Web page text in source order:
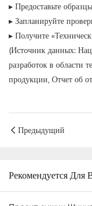
▸ Предоставьте
▸ Запланируйте
▸ Получите
(Источник данных:
разработок в области
продукции, Отчет об
Предыдущий
Рекомендуется Для